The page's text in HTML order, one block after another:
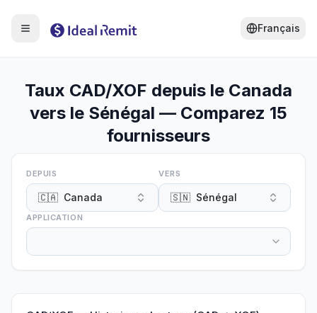
Français
Taux CAD/XOF depuis le Canada
vers le Sénégal — Comparez 15
fournisseurs
DEPUIS
🇨🇦 Canada
VERS
🇸🇳 Sénégal
APPLICATION